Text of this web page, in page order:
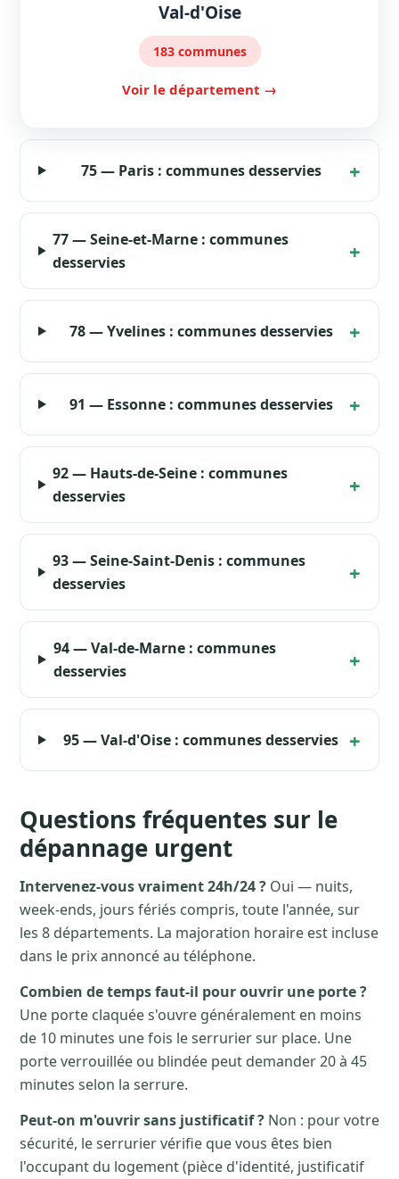
Val-d'Oise
183 communes
Voir le département →
75 — Paris : communes desservies
77 — Seine-et-Marne : communes
desservies
78 — Yvelines : communes desservies
91 — Essonne : communes desservies
92 — Hauts-de-Seine : communes
desservies
93 — Seine-Saint-Denis : communes
desservies
94 — Val-de-Marne : communes
desservies
95 — Val-d'Oise : communes desservies
Questions fréquentes sur le
dépannage urgent
Intervenez-vous vraiment 24h/24 ? Oui — nuits,
week-ends, jours fériés compris, toute l'année, sur
les 8 départements. La majoration horaire est incluse
dans le prix annoncé au téléphone.
Combien de temps faut-il pour ouvrir une porte ?
Une porte claquée s'ouvre généralement en moins
de 10 minutes une fois le serrurier sur place. Une
porte verrouillée ou blindée peut demander 20 à 45
minutes selon la serrure.
Peut-on m'ouvrir sans justificatif ? Non : pour votre
sécurité, le serrurier vérifie que vous êtes bien
l'occupant du logement (pièce d'identité, justificatif